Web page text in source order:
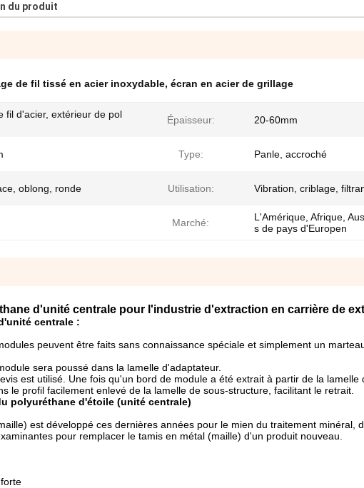
du produit
de fil tissé en acier inoxydable, écran en acier de grillage
fil d'acier, extérieur de pol
Épaisseur: 20-60mm
Type: Panle, accroché
oblong, ronde Utilisation: Vibration, criblage,
Marché:
L'Amérique, Afrique,
s de pays d'Europen
d'unité centrale pour l'industrie d'extraction en carrière de
centrale :
peuvent être faits sans connaissance spéciale et simplement un
sera poussé dans la lamelle d'adaptateur.
est utilisé. Une fois qu'un bord de module a été extrait à partir de la lamelle
le profil facilement enlevé de la lamelle de sous-structure, facilitant le retrait.
polyuréthane d'étoile (unité centrale)
est développé ces dernières années pour le mien du traitement minéral,
pour remplacer le tamis en métal (maille) d'un produit nouveau.